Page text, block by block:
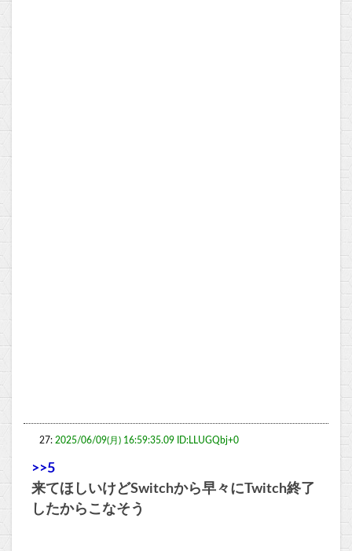
27: 2025/06/09(月) 16:59:35.09 ID:LLUGQbj+0
>>5
来てほしいけどSwitchから早々にTwitch終了
したからこなそう